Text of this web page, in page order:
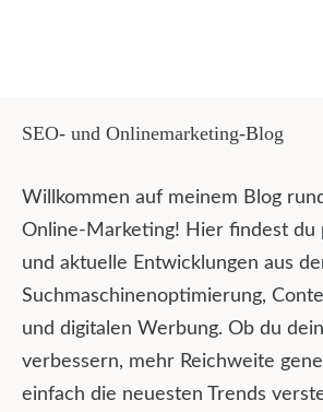
SEO- und Onlinemarketing-Blog
Willkommen auf meinem Blog
Online-Marketing! Hier findest du
und aktuelle Entwicklungen aus
Suchmaschinenoptimierung,
und digitalen Werbung. Ob du
verbessern, mehr Reichweite
einfach die neuesten Trends